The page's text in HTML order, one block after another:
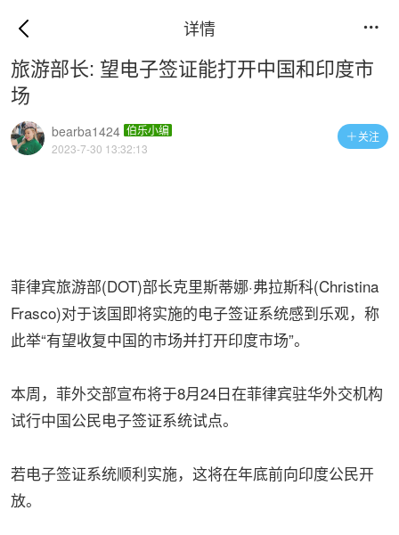
详情 
旅游部长: 望电子签证能打开中国和印度市
场
关注
bearba1424 伯乐小编
2023-7-30 13:32:13
菲律宾旅游部(DOT)部长克里斯蒂娜·弗拉斯科(Christina
Frasco)对于该国即将实施的电子签证系统感到乐观，称
此举“有望收复中国的市场并打开印度市场”。
本周，菲外交部宣布将于8月24日在菲律宾驻华外交机构
试行中国公民电子签证系统试点。
若电子签证系统顺利实施，这将在年底前向印度公民开
放。